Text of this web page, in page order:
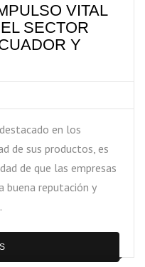
VITAL
SECTOR
Y
en los
de sus productos, es
de que las empresas
buena reputación y